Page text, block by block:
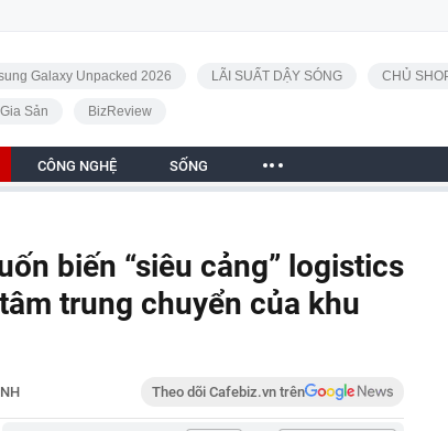
Galaxy Unpacked 2026 LÃI SUẤT DẬY SÓNG CHỦ
Sản BizReview
CÔNG NGHỆ SỐNG
biến “siêu cảng” logistics
trung chuyển của khu
Theo dõi Cafebiz.vn trên